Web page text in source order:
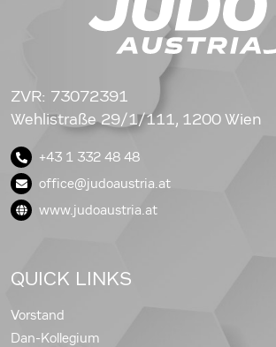
ZVR: 73072391
Wehlistraße 29/1/111, 1200 Wien
+43 1 332 48 48
office@judoaustria.at
www.judoaustria.at
QUICK LINKS
Vorstand
Dan-Kollegium